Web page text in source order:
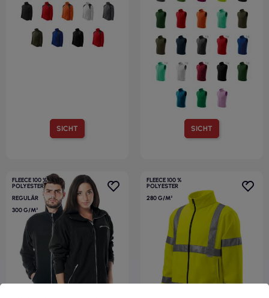
SICHT SICHT
FLEECE 100 %
POLYESTER
REGULÄR
300 G/M²
FLEECE 100 %
POLYESTER
280 G/M²